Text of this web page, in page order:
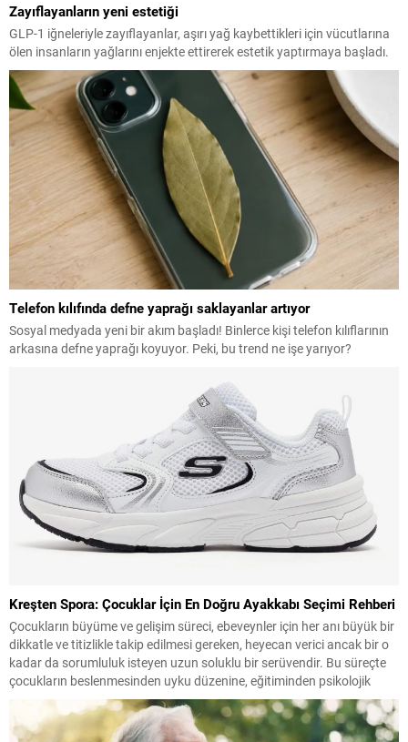
Zayıflayanların yeni estetiği
GLP-1 iğneleriyle zayıflayanlar, aşırı yağ kaybettikleri için vücutlarına
ölen insanların yağlarını enjekte ettirerek estetik yaptırmaya başladı.
Telefon kılıfında defne yaprağı saklayanlar artıyor
Sosyal medyada yeni bir akım başladı! Binlerce kişi telefon kılıflarının
arkasına defne yaprağı koyuyor. Peki, bu trend ne işe yarıyor?
Kreşten Spora: Çocuklar İçin En Doğru Ayakkabı Seçimi Rehberi
Çocukların büyüme ve gelişim süreci, ebeveynler için her anı büyük bir
dikkatle ve titizlikle takip edilmesi gereken, heyecan verici ancak bir o
kadar da sorumluluk isteyen uzun soluklu bir serüvendir. Bu süreçte
çocukların beslenmesinden uyku düzenine, eğitiminden psikolojik
gelişimine kadar pek çok detaya özen gösterilirken, fiziksel gelişimin
en temel yapı...